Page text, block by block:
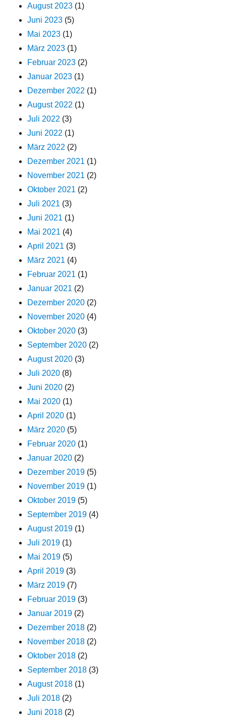
August 2023 (1)
Juni 2023 (5)
Mai 2023 (1)
März 2023 (1)
Februar 2023 (2)
Januar 2023 (1)
Dezember 2022 (1)
August 2022 (1)
Juli 2022 (3)
Juni 2022 (1)
März 2022 (2)
Dezember 2021 (1)
November 2021 (2)
Oktober 2021 (2)
Juli 2021 (3)
Juni 2021 (1)
Mai 2021 (4)
April 2021 (3)
März 2021 (4)
Februar 2021 (1)
Januar 2021 (2)
Dezember 2020 (2)
November 2020 (4)
Oktober 2020 (3)
September 2020 (2)
August 2020 (3)
Juli 2020 (8)
Juni 2020 (2)
Mai 2020 (1)
April 2020 (1)
März 2020 (5)
Februar 2020 (1)
Januar 2020 (2)
Dezember 2019 (5)
November 2019 (1)
Oktober 2019 (5)
September 2019 (4)
August 2019 (1)
Juli 2019 (1)
Mai 2019 (5)
April 2019 (3)
März 2019 (7)
Februar 2019 (3)
Januar 2019 (2)
Dezember 2018 (2)
November 2018 (2)
Oktober 2018 (2)
September 2018 (3)
August 2018 (1)
Juli 2018 (2)
Juni 2018 (2)